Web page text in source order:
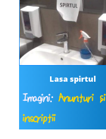
Lasa spirtul
Imagini: Anunțuri și
inscripții